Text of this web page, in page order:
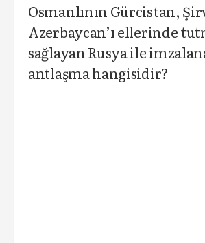
Osmanlının Gürcistan,
Azerbaycan’ı ellerinde
sağlayan Rusya ile
antlaşma hangisidir?